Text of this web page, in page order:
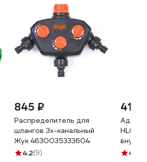
845 ₽
Распределитель для
шлангов 3х-канальный
Жук 4630035333604
4.2(9)
41 ₽
HL022
4.8